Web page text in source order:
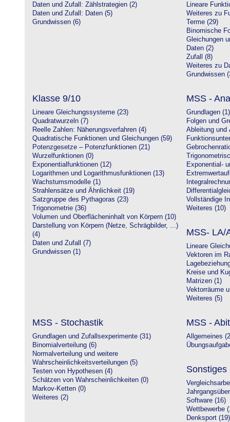
Daten und Zufall: Zählstrategien (2)
Daten und Zufall: Daten (5)
Grundwissen (6)
Lineare
Weiteres zu
Terme (29)
Binomische
Gleichungen
Daten (2)
Zufall (8)
Weiteres zu
Grundwissen
Klasse 9/10
Lineare Gleichungssysteme (23)
Quadratwurzeln (7)
Reelle Zahlen: Näherungsverfahren (4)
Quadratische Funktionen und Gleichungen (59)
Potenzgesetze – Potenzfunktionen (21)
Wurzelfunktionen (0)
Exponentialfunktionen (12)
Logarithmen und Logarithmusfunktionen (13)
Wachstumsmodelle (1)
Strahlensätze und Ähnlichkeit (19)
Satzgruppe des Pythagoras (23)
Trigonometrie (36)
Volumen und Oberflächeninhalt von Körpern (10)
Darstellung von Körpern (Netze, Schrägbilder, ...)
(4)
Daten und Zufall (7)
Grundwissen (1)
MSS -
Grundlagen (1)
Folgen und
Ableitung und
Exponential-
Vollständige
Weiteres (10)
MSS- LA/
Lineare
Vektoren im
Kreise und
Matrizen (1)
Vektorräume
Weiteres (5)
MSS - Stochastik
Grundlagen und Zufallsexperimente (31)
Binomialverteilung (6)
Normalverteilung und weitere
Wahrscheinlichkeitsverteilungen (5)
Testen von Hypothesen (4)
Schätzen von Wahrscheinlichkeiten (0)
Markov-Ketten (0)
Weiteres (2)
MSS -
Allgemeines
Sonstiges
Software (16)
Wettbewerbe
Denksport (19)